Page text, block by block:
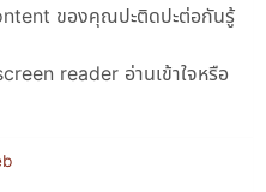
ของคุณปะติดปะต่อกันรู้
reader อ่านเข้าใจหรือ